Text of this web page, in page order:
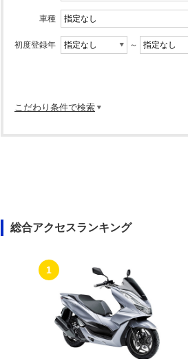
車種
初度登録年 ～
こだわり条件で検索
総合アクセスランキング
1